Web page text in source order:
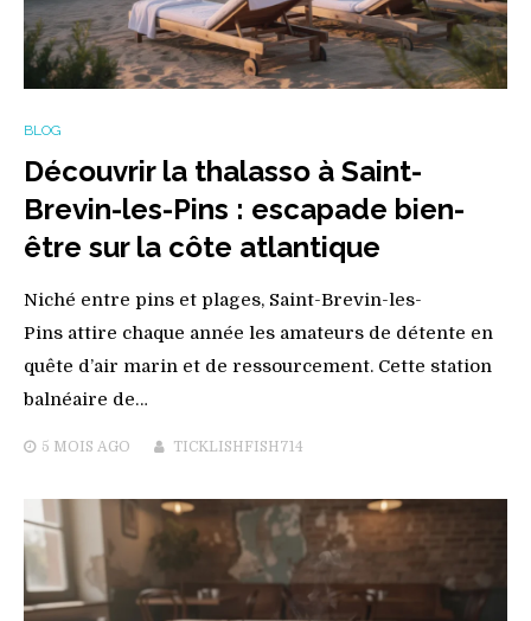
BLOG
Découvrir la thalasso à Saint-
Brevin-les-Pins : escapade bien-
être sur la côte atlantique
Niché entre pins et plages, Saint-Brevin-les-
Pins attire chaque année les amateurs de détente en
quête d’air marin et de ressourcement. Cette station
balnéaire de…
5 MOIS AGO TICKLISHFISH714